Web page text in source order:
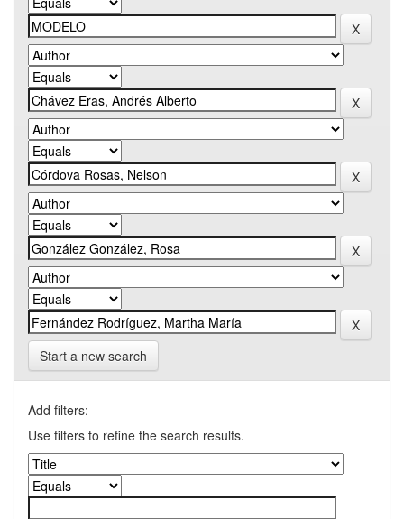
Start a new search
Add filters:
Use filters to refine the search results.